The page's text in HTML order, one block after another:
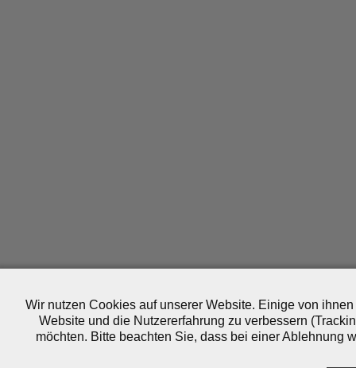
Wir nutzen Cookies auf unserer Website. Einige von
Website und die Nutzererfahrung zu verbessern
möchten. Bitte beachten Sie, dass bei einer Ablehnung